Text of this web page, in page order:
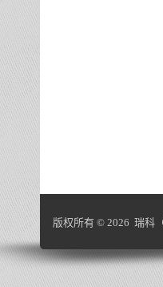
版权所有 © 2026 瑞科